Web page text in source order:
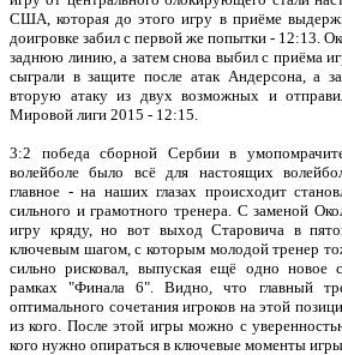
США, которая до этого игру в приёме
доигровке забил с первой же попытки - 12:13.
заднюю линию, а затем снова выбил с приёма
сыграли в защите после атак Андерсона, а
вторую атаку из двух возможных и
Мировой лиги 2015 - 12:15.
3:2 победа сборной Сербии в
волейболе было всё для настоящих
главное - на наших глазах происходит
сильного и грамотного тренера. С заменой
игру кряду, но вот выход Старовича в
ключевым шагом, с которым молодой тренер
сильно рисковал, выпуская ещё одно новое
рамках "Финала 6". Видно, что главный
оптимального сочетания игроков на этой
из кого. После этой игры можно с
кого нужно опираться в ключевые моменты